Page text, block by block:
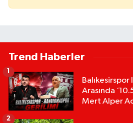
Trend Haberler
Balıkesirspor
Arasında
Mert Alper
1
2